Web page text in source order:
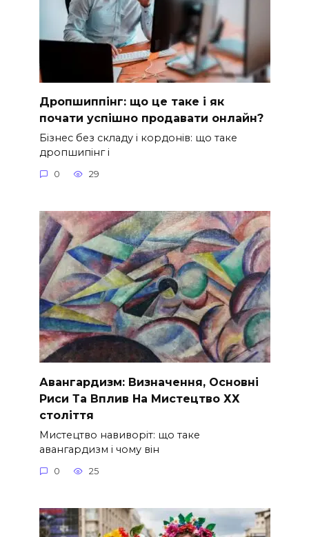
Дропшиппінг: що це таке і як
почати успішно продавати онлайн?
Бізнес без складу і кордонів: що таке
дропшипінг і
0 29
Авангардизм: Визначення, Основні
Риси Та Вплив На Мистецтво ХХ
століття
Мистецтво навиворіт: що таке
авангардизм і чому він
0 25